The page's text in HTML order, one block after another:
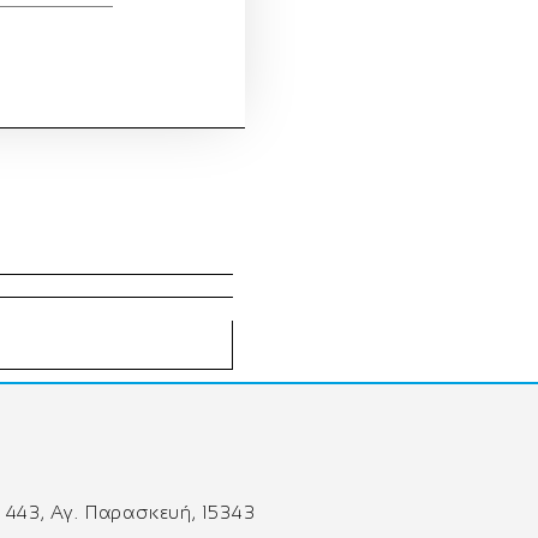
Αγ. Παρασκευή, 15343